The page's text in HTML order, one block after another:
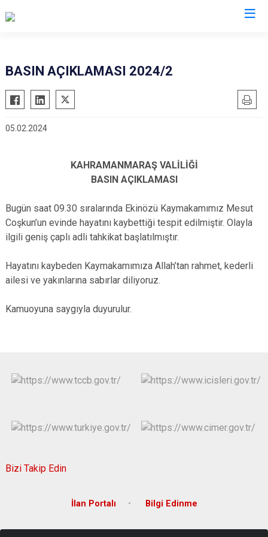
BASIN AÇIKLAMASI 2024/2
05.02.2024
KAHRAMANMARAŞ VALİLİĞİ
BASIN AÇIKLAMASI
Bugün saat 09.30 sıralarında Ekinözü Kaymakamımız Mesut
Coşkun’un evinde hayatını kaybettiği tespit edilmiştir. Olayla
ilgili geniş çaplı adli tahkikat başlatılmıştır.
Hayatını kaybeden Kaymakamımıza Allah’tan rahmet, kederli
ailesi ve yakınlarına sabırlar diliyoruz.
Kamuoyuna saygıyla duyurulur.
Bizi Takip Edin
İlan Portalı Bilgi Edinme